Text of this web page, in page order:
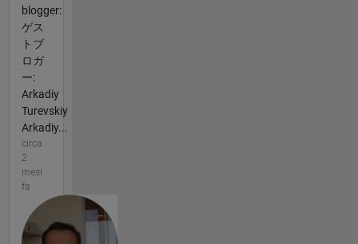
blogger:
ゲス
トブ
ロガ
ー:
Arkadiy
Turevskiy
Arkadiy...
circa
2
mesi
fa